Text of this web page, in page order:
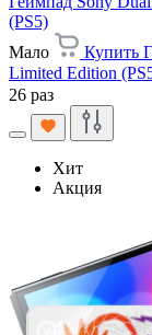
(PS5)
Мало
Купить
Limited Edition
26 раз
Хит
Акция